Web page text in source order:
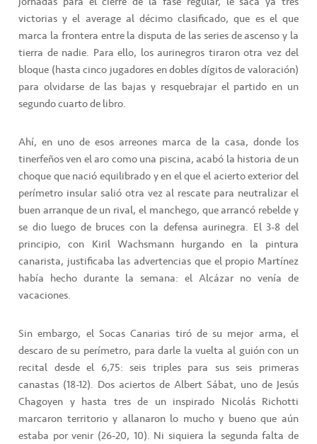
victorias y el average al décimo clasificado, que es el que
marca la frontera entre la disputa de las series de ascenso y la
tierra de nadie. Para ello, los aurinegros tiraron otra vez del
bloque (hasta cinco jugadores en dobles dígitos de valoración)
para olvidarse de las bajas y resquebrajar el partido en un
segundo cuarto de libro.
Ahí, en uno de esos arreones marca de la casa, donde los
tinerfeños ven el aro como una piscina, acabó la historia de un
choque que nació equilibrado y en el que el acierto exterior del
perímetro insular salió otra vez al rescate para neutralizar el
buen arranque de un rival, el manchego, que arrancó rebelde y
se dio luego de bruces con la defensa aurinegra. El 3-8 del
principio, con Kiril Wachsmann hurgando en la pintura
canarista, justificaba las advertencias que el propio Martínez
había hecho durante la semana: el Alcázar no venía de
vacaciones.
Sin embargo, el Socas Canarias tiró de su mejor arma, el
descaro de su perímetro, para darle la vuelta al guión con un
recital desde el 6,75: seis triples para sus seis primeras
canastas (18-12). Dos aciertos de Albert Sábat, uno de Jesús
Chagoyen y hasta tres de un inspirado Nicolás Richotti
marcaron territorio y allanaron lo mucho y bueno que aún
estaba por venir (26-20, 10). Ni siquiera la segunda falta de